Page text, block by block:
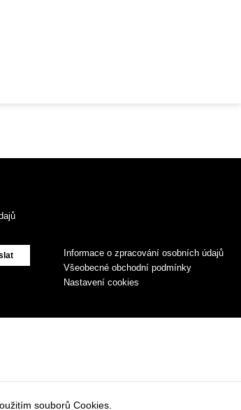
Informace o zpracování osobních údajů
Všeobecné obchodní podmínky
Nastavení cookies
souborů Cookies.